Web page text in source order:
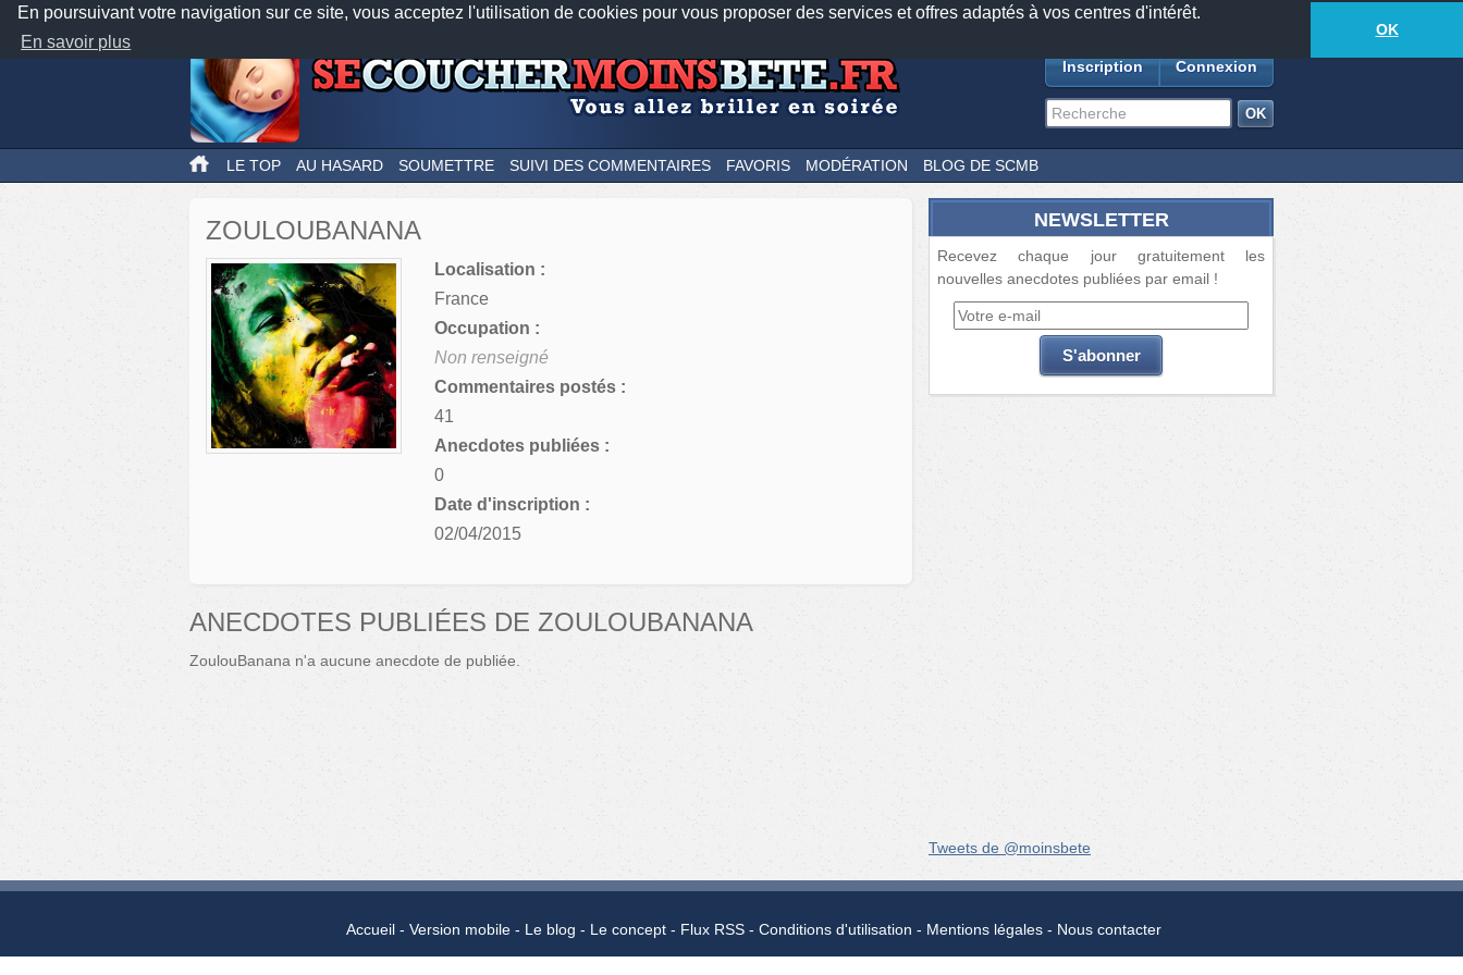
En poursuivant votre navigation sur ce site, vous acceptez l'utilisation de cookies pour vous proposer des services et offres adaptés à vos centres d'intérêt.
En savoir plus
OK
Nos applications mobiles Newsletter Facebook
TwitterFeeds18873anecdotes-643lecteurs connectés
Inscription Connexion
LE TOP AU HASARD SOUMETTRE SUIVI DES COMMENTAIRES FAVORIS MODÉRATION BLOG DE SCMB
ZOULOUBANANA
Localisation :
France
Occupation :
Non renseigné
Commentaires postés :
41
Anecdotes publiées :
0
Date d'inscription :
02/04/2015
ANECDOTES PUBLIÉES DE ZOULOUBANANA
ZoulouBanana n'a aucune anecdote de publiée.
NEWSLETTER
Recevez chaque jour gratuitement les
nouvelles anecdotes publiées par email !
Tweets de @moinsbete
Accueil Version mobile Le blog Le concept Flux RSS Conditions d'utilisation Mentions légales Nous contacter